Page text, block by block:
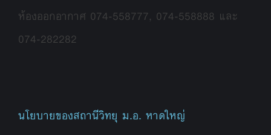
ห้องออกอากาศ 074-558777, 074-558888 และ
074-282282
นโยบายของสถานีวิทยุ ม.อ. หาดใหญ่